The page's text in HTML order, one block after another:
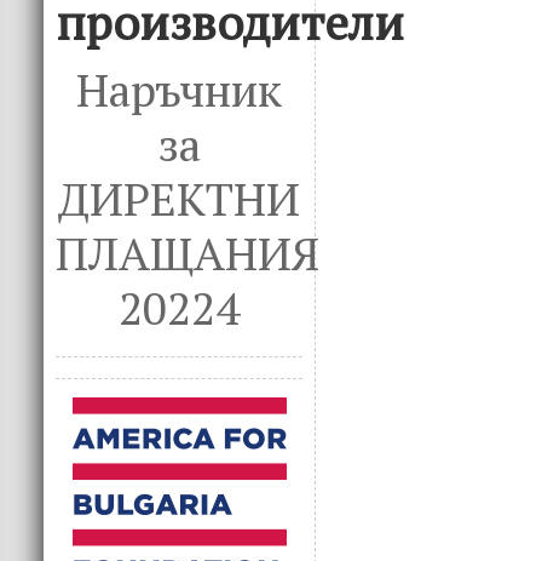
производители
Наръчник
за
ДИРЕКТНИ
ПЛАЩАНИЯ
20224